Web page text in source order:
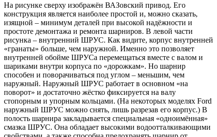
На рисунке сверху изображён ВАЗовский привод. Его
конструкция является наиболее простой и, можно сказать,
изящной – минимум деталей при высокой надёжности и
простоте демонтажа и ремонта шарниров. В левой части
рисунка – внутренний ШРУС. Как видите, корпус внутренней
«гранаты» больше, чем наружной. Именно это позволяет
внутренней обойме ШРУСа перемещаться вместе с валом и
шариками внутри корпуса по «дорожкам». Но шарнир
способен и поворачиваться под углом – меньшим, чем
наружный. Наружный ШРУС работает в основном «на
поворот» и достаточно жёстко фиксируется на валу
стопорным и упорным кольцами. (На некоторых моделях Ford
наружный ШРУС можно снять, лишь разрезав его корпус.) В
полость шарнира закладывается специальная «одноимённая»
смазка ШРУС. Она обладает высокими водоотталкивающими